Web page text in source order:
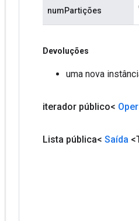
numPartições
Devoluções
uma nova
iterador público<
Lista pública< Saída